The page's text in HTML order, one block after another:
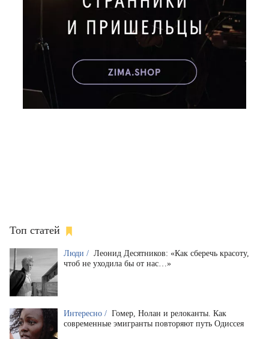
Топ статей
Люди / Леонид Десятников: «Как сберечь красоту,
чтоб не уходила бы от нас…»
Интересно / Гомер, Нолан и релоканты. Как
современные эмигранты повторяют путь Одиссея